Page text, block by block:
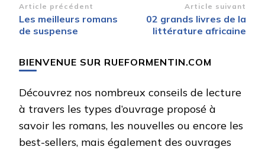
Navigation
d’article
Article précédent
Les meilleurs romans
de suspense
Article suivant
02 grands livres de la
littérature africaine
BIENVENUE SUR RUEFORMENTIN.COM
Découvrez nos nombreux conseils de lecture
à travers les types d’ouvrage proposé à
savoir les romans, les nouvelles ou encore les
best-sellers, mais également des ouvrages